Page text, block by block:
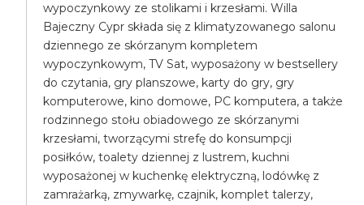
wypoczynkowy ze stolikami i krzesłami. Willa
Bajeczny Cypr składa się z klimatyzowanego salonu
dziennego ze skórzanym kompletem
wypoczynkowym, TV Sat, wyposażony w bestsellery
do czytania, gry planszowe, karty do gry, gry
komputerowe, kino domowe, PC komputera, a także
rodzinnego stołu obiadowego ze skórzanymi
krzesłami, tworzącymi strefę do konsumpcji
posiłków, toalety dziennej z lustrem, kuchni
wyposażonej w kuchenkę elektryczną, lodówkę z
zamrażarką, zmywarkę, czajnik, komplet talerzy,